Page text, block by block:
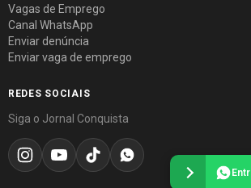
Vagas de Emprego
Canal WhatsApp
Enviar denúncia
Enviar vaga de emprego
REDES SOCIAIS
Siga o Jornal Conquista